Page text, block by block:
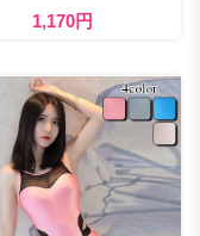
1,170円